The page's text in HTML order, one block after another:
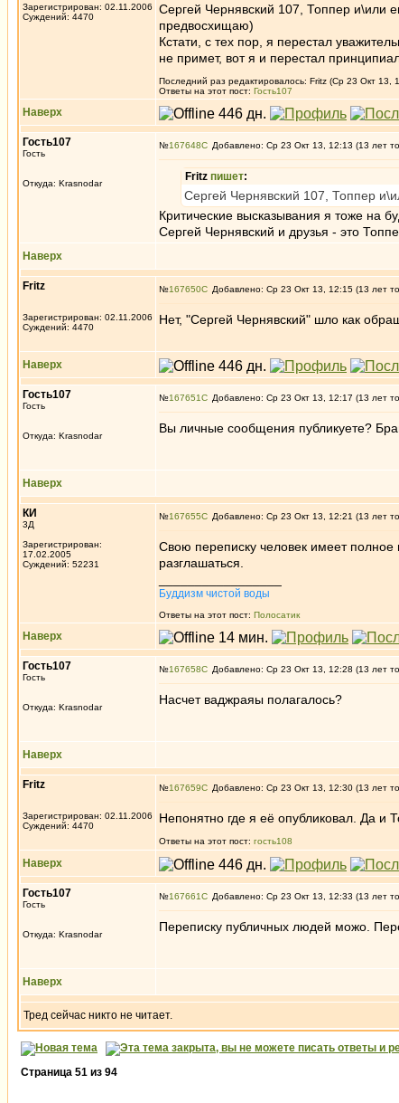
Зарегистрирован: 02.11.2006
Суждений: 4470
Сергей Чернявский 107, Топпер и\или
предвосхищаю)
Кстати, с тех пор, я перестал
не примет, вот я и перестал
Последний раз редактировалось: Fritz (Ср 23 Окт 13,
Ответы на этот пост: Гость107
Наверх
Гость107
Гость
Откуда: Krasnodar
№167648 Добавлено: Ср 23 Окт 13, 12:13 (13 лет
Fritz пишет:
Сергей Чернявский 107, Топпер
Критические высказывания я тоже на
Сергей Чернявский и друзья - это
Наверх
Fritz
Зарегистрирован: 02.11.2006
Суждений: 4470
№167650 Добавлено: Ср 23 Окт 13, 12:15 (13 лет
Нет, "Сергей Чернявский" шло как
Наверх
Гость107
Гость
Откуда: Krasnodar
№167651 Добавлено: Ср 23 Окт 13, 12:17 (13 лет
Вы личные сообщения публикуете?
Наверх
КИ
3Д
Зарегистрирован:
17.02.2005
Суждений: 52231
№167655 Добавлено: Ср 23 Окт 13, 12:21 (13 лет
Свою переписку человек имеет полное
разглашаться.
Буддизм чистой воды
Ответы на этот пост: Полосатик
Наверх
Гость107
Гость
Откуда: Krasnodar
№167658 Добавлено: Ср 23 Окт 13, 12:28 (13 лет
Насчет ваджраяы полагалось?
Наверх
Fritz
Зарегистрирован: 02.11.2006
Суждений: 4470
№167659 Добавлено: Ср 23 Окт 13, 12:30 (13 лет
Непонятно где я её опубликовал. Да и
Ответы на этот пост: гость108
Наверх
Гость107
Гость
Откуда: Krasnodar
№167661 Добавлено: Ср 23 Окт 13, 12:33 (13 лет
Переписку публичных людей можо.
Наверх
Тред сейчас никто не читает.
Страница 51 из 94